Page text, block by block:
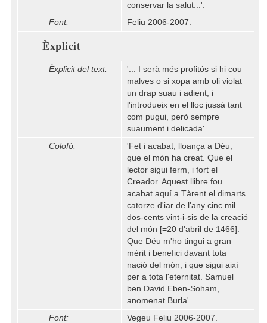
conservar la salut...'.
Font:
Feliu 2006-2007.
Èxplicit
Èxplicit del text:
'... I serà més profitós si hi cou
malves o si xopa amb oli violat
un drap suau i adient, i
l'introdueix en el lloc jussà tant
com pugui, però sempre
suaument i delicada'.
Colofó:
'Fet i acabat, lloança a Déu,
que el món ha creat. Que el
lector sigui ferm, i fort el
Creador. Aquest llibre fou
acabat aquí a Tàrent el dimarts
catorze d'iar de l'any cinc mil
dos-cents vint-i-sis de la creació
del món [=20 d'abril de 1466].
Que Déu m'ho tingui a gran
mèrit i benefici davant tota
nació del món, i que sigui així
per a tota l'eternitat. Samuel
ben David Eben-Soham,
anomenat Burla'.
Font:
Vegeu Feliu 2006-2007.